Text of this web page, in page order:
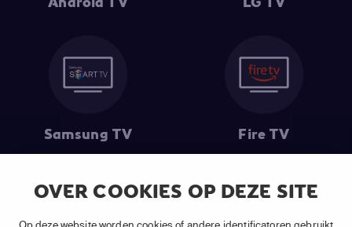
OVER COOKIES OP DEZE SITE
Samsung TV Fire TV
(1) De eerste 30 dagen gratis: Geldig op alle nieuwe abonnementen